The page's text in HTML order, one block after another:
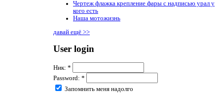
Чертеж флажка крепление фары с надписью урал у
кого есть
Наша мотожизнь
давай ещё >>
User login
Ник: *
Password: *
Запомнить меня надолго